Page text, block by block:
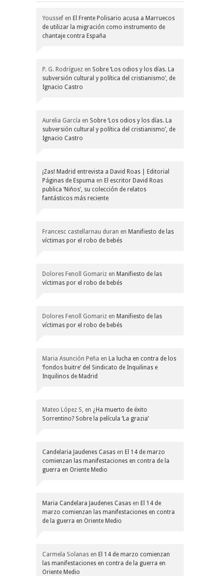
Youssef en El Frente Polisario acusa a Marruecos
de utilizar la migración como instrumento de
chantaje contra España
P. G. Rodríguez en Sobre ‘Los odios y los días. La
subversión cultural y política del cristianismo’, de
Ignacio Castro
Aurelia García en Sobre ‘Los odios y los días. La
subversión cultural y política del cristianismo’, de
Ignacio Castro
¡Zas! Madrid entrevista a David Roas | Editorial
Páginas de Espuma en El escritor David Roas
publica ‘Niños’, su colección de relatos
fantásticos más reciente
Francesc castellarnau duran en Manifiesto de las
víctimas por el robo de bebés
Dolores Fenoll Gomariz en Manifiesto de las
víctimas por el robo de bebés
Dolores Fenoll Gomariz en Manifiesto de las
víctimas por el robo de bebés
Maria Asunción Peña en La lucha en contra de los
‘fondos buitre’ del Sindicato de Inquilinas e
Inquilinos de Madrid
Mateo López S, en ¿Ha muerto de éxito
Sorrentino? Sobre la película ‘La grazia’
Candelaria Jaudenes Casas en El 14 de marzo
comienzan las manifestaciones en contra de la
guerra en Oriente Medio
Maria Candelara Jaudenes Casas en El 14 de
marzo comienzan las manifestaciones en contra
de la guerra en Oriente Medio
Carmela Solanas en El 14 de marzo comienzan
las manifestaciones en contra de la guerra en
Oriente Medio